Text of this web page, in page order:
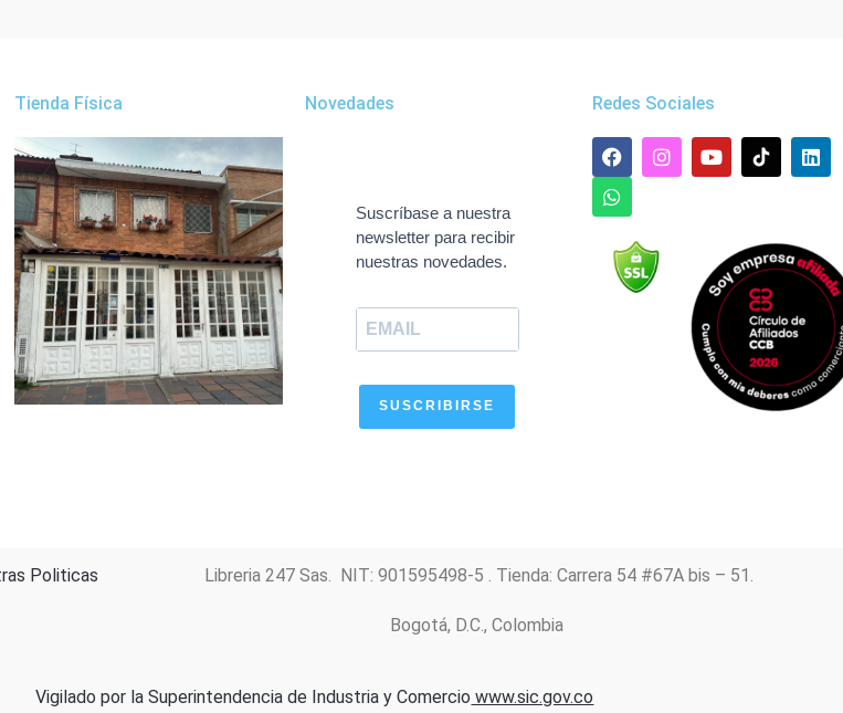
Tienda Física Novedades
Suscríbase a nuestra
newsletter para recibir
nuestras novedades.
SUSCRIBIRSE
Redes Sociales
F
a
c
e
o
o
k
I
n
Y
o
e
L
i
d
i
n
W
h
a
t
a
p
p
Politicas Libreria 247 Sas. NIT: 901595498-5 . Tienda: Carrera 54 #67A bis – 51.
Bogotá, D.C., Colombia
Vigilado por la Superintendencia de Industria y Comercio www.sic.gov.co